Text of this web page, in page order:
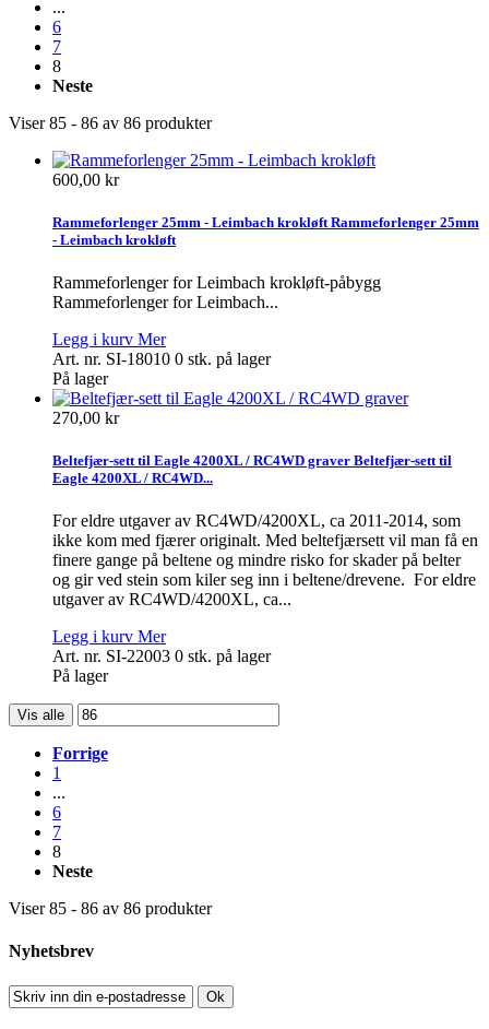
...
6
7
8
Neste
Viser 85 - 86 av 86 produkter
600,00 kr
Rammeforlenger 25mm - Leimbach krokløft Rammeforlenger 25mm
- Leimbach krokløft
Rammeforlenger for Leimbach krokløft-påbygg
Rammeforlenger for Leimbach...
Legg i kurv Mer
Art. nr. SI-18010 0 stk. på lager
På lager
270,00 kr
Beltefjær-sett til Eagle 4200XL / RC4WD graver Beltefjær-sett til
Eagle 4200XL / RC4WD...
For eldre utgaver av RC4WD/4200XL, ca 2011-2014, som
ikke kom med fjærer originalt. Med beltefjærsett vil man få en
finere gange på beltene og mindre risko for skader på belter
og gir ved stein som kiler seg inn i beltene/drevene. For eldre
utgaver av RC4WD/4200XL, ca...
Legg i kurv Mer
Art. nr. SI-22003 0 stk. på lager
På lager
Vis alle
Forrige
1
...
6
7
8
Neste
Viser 85 - 86 av 86 produkter
Nyhetsbrev
Ok